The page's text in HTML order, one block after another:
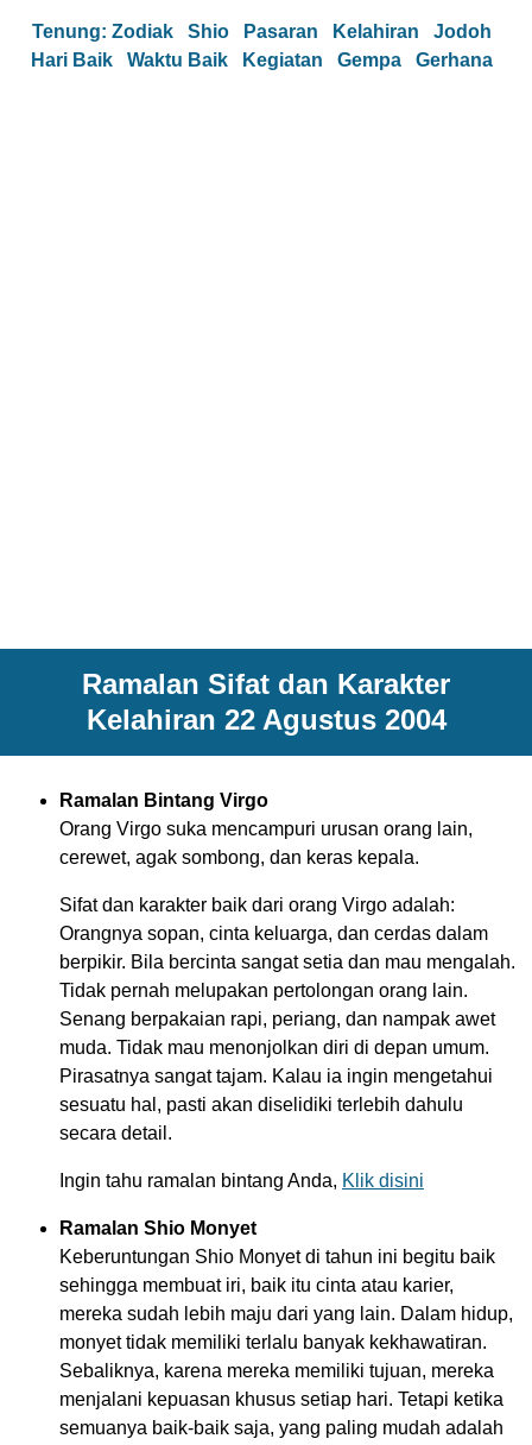
Tenung: Zodiak Shio Pasaran Kelahiran
Jodoh
Hari Baik
Waktu Baik Kegiatan Gempa Gerhana
Ramalan Sifat dan Karakter
Kelahiran 22 Agustus 2004
Ramalan Bintang Virgo
Orang Virgo suka mencampuri urusan orang lain,
cerewet, agak sombong, dan keras kepala.
Sifat dan karakter baik dari orang Virgo adalah:
Orangnya sopan, cinta keluarga, dan cerdas dalam
berpikir. Bila bercinta sangat setia dan mau mengalah.
Tidak pernah melupakan pertolongan orang lain.
Senang berpakaian rapi, periang, dan nampak awet
muda. Tidak mau menonjolkan diri di depan umum.
Pirasatnya sangat tajam. Kalau ia ingin mengetahui
sesuatu hal, pasti akan diselidiki terlebih dahulu
secara detail.
Ingin tahu ramalan bintang Anda, Klik disini
Ramalan Shio Monyet
Keberuntungan Shio Monyet di tahun ini begitu baik
sehingga membuat iri, baik itu cinta atau karier,
mereka sudah lebih maju dari yang lain. Dalam hidup,
monyet tidak memiliki terlalu banyak kekhawatiran.
Sebaliknya, karena mereka memiliki tujuan, mereka
menjalani kepuasan khusus setiap hari. Tetapi ketika
semuanya baik-baik saja, yang paling mudah adalah